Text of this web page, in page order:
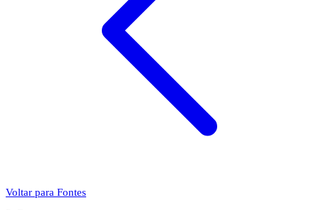
Voltar para Fontes